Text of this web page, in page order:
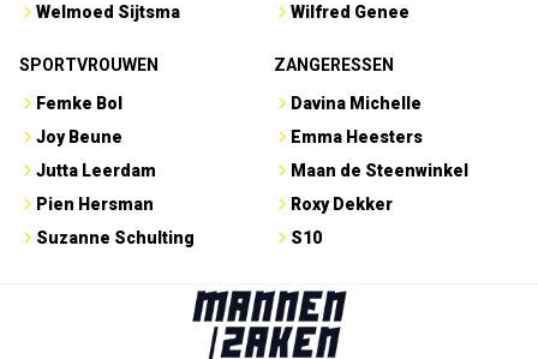
Welmoed Sijtsma
Wilfred Genee
SPORTVROUWEN
Femke Bol
Joy Beune
Jutta Leerdam
Pien Hersman
Suzanne Schulting
ZANGERESSEN
Davina Michelle
Emma Heesters
Maan de Steenwinkel
Roxy Dekker
S10